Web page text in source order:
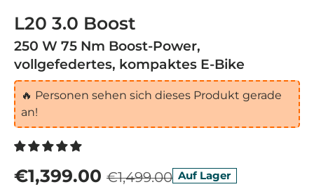
L20 3.0 Boost
250 W 75 Nm Boost-Power,
vollgefedertes, kompaktes E-Bike
🔥 Personen sehen sich dieses Produkt gerade
an!
€1,399.00 €1,499.00 Auf Lager